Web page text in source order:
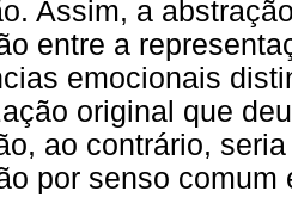
Assim, a
entre a
emocionais
original que
ao contrário,
por senso